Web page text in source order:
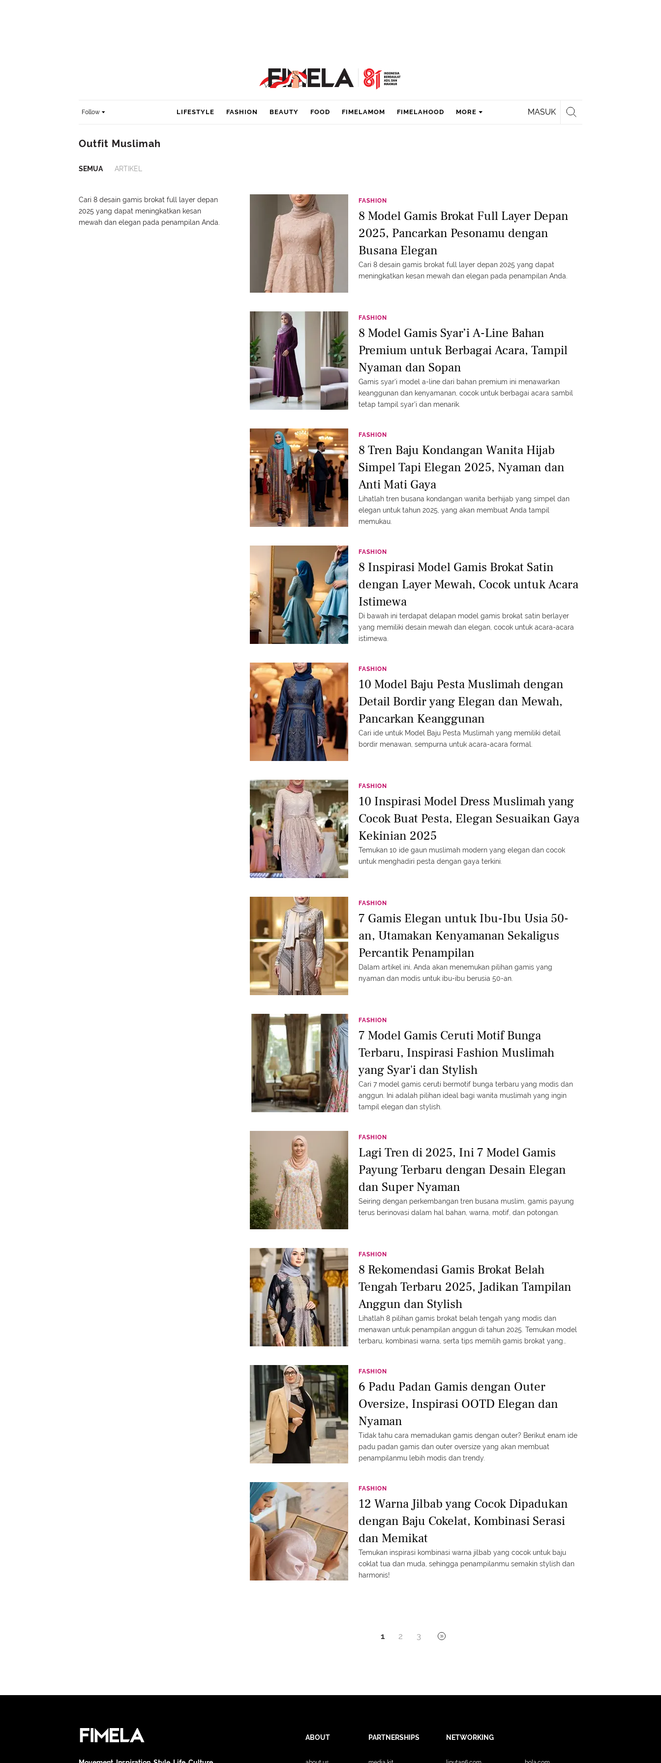
Follow MASUK
LIFESTYLE FASHION BEAUTY FOOD FIMELAMOM FIMELAHOOD MORE
Outfit Muslimah
SEMUA ARTIKEL
Cari 8 desain gamis brokat full layer depan
2025 yang dapat meningkatkan kesan
mewah dan elegan pada penampilan Anda.
FASHION
8 Model Gamis Brokat Full Layer Depan
2025, Pancarkan Pesonamu dengan
Busana Elegan
Cari 8 desain gamis brokat full layer depan 2025 yang dapat
meningkatkan kesan mewah dan elegan pada penampilan Anda.
FASHION
8 Model Gamis Syar’i A-Line Bahan
Premium untuk Berbagai Acara, Tampil
Nyaman dan Sopan
Gamis syar'i model a-line dari bahan premium ini menawarkan
keanggunan dan kenyamanan, cocok untuk berbagai acara sambil
tetap tampil syar'i dan menarik.
FASHION
8 Tren Baju Kondangan Wanita Hijab
Simpel Tapi Elegan 2025, Nyaman dan
Anti Mati Gaya
Lihatlah tren busana kondangan wanita berhijab yang simpel dan
elegan untuk tahun 2025, yang akan membuat Anda tampil
memukau.
FASHION
8 Inspirasi Model Gamis Brokat Satin
dengan Layer Mewah, Cocok untuk Acara
Istimewa
Di bawah ini terdapat delapan model gamis brokat satin berlayer
yang memiliki desain mewah dan elegan, cocok untuk acara-acara
istimewa.
FASHION
10 Model Baju Pesta Muslimah dengan
Detail Bordir yang Elegan dan Mewah,
Pancarkan Keanggunan
Cari ide untuk Model Baju Pesta Muslimah yang memiliki detail
bordir menawan, sempurna untuk acara-acara formal.
FASHION
10 Inspirasi Model Dress Muslimah yang
Cocok Buat Pesta, Elegan Sesuaikan Gaya
Kekinian 2025
Temukan 10 ide gaun muslimah modern yang elegan dan cocok
untuk menghadiri pesta dengan gaya terkini.
FASHION
7 Gamis Elegan untuk Ibu-Ibu Usia 50-
an, Utamakan Kenyamanan Sekaligus
Percantik Penampilan
Dalam artikel ini, Anda akan menemukan pilihan gamis yang
nyaman dan modis untuk ibu-ibu berusia 50-an.
FASHION
7 Model Gamis Ceruti Motif Bunga
Terbaru, Inspirasi Fashion Muslimah
yang Syar'i dan Stylish
Cari 7 model gamis ceruti bermotif bunga terbaru yang modis dan
anggun. Ini adalah pilihan ideal bagi wanita muslimah yang ingin
tampil elegan dan stylish.
FASHION
Lagi Tren di 2025, Ini 7 Model Gamis
Payung Terbaru dengan Desain Elegan
dan Super Nyaman
Seiring dengan perkembangan tren busana muslim, gamis payung
terus berinovasi dalam hal bahan, warna, motif, dan potongan.
FASHION
8 Rekomendasi Gamis Brokat Belah
Tengah Terbaru 2025, Jadikan Tampilan
Anggun dan Stylish
Lihatlah 8 pilihan gamis brokat belah tengah yang modis dan
menawan untuk penampilan anggun di tahun 2025. Temukan model
terbaru, kombinasi warna, serta tips memilih gamis brokat yang
FASHION
6 Padu Padan Gamis dengan Outer
Oversize, Inspirasi OOTD Elegan dan
Nyaman
Tidak tahu cara memadukan gamis dengan outer? Berikut enam ide
padu padan gamis dan outer oversize yang akan membuat
penampilanmu lebih modis dan trendy.
FASHION
12 Warna Jilbab yang Cocok Dipadukan
dengan Baju Cokelat, Kombinasi Serasi
dan Memikat
Temukan inspirasi kombinasi warna jilbab yang cocok untuk baju
coklat tua dan muda, sehingga penampilanmu semakin stylish dan
harmonis!
1 2 3
ABOUT PARTNERSHIPS NETWORKING